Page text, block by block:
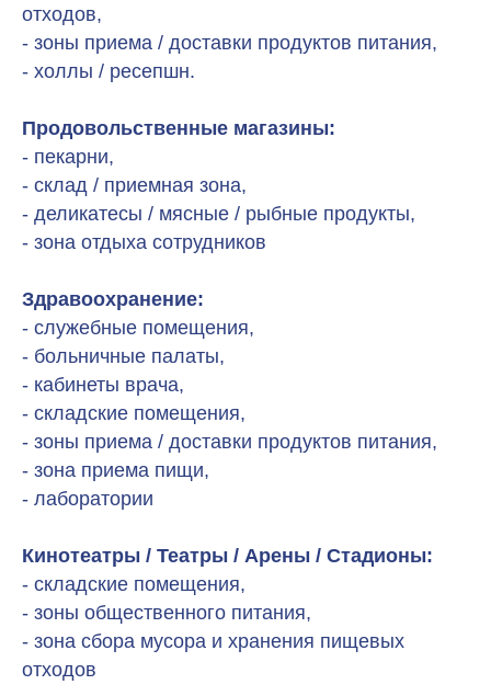
отходов,
- зоны приема / доставки продуктов питания,
- холлы / ресепшн.
Продовольственные магазины:
- пекарни,
- склад / приемная зона,
- деликатесы / мясные / рыбные продукты,
- зона отдыха сотрудников
Здравоохранение:
- служебные помещения,
- больничные палаты,
- кабинеты врача,
- складские помещения,
- зоны приема / доставки продуктов питания,
- зона приема пищи,
- лаборатории
Кинотеатры / Театры / Арены / Стадионы:
- складские помещения,
- зоны общественного питания,
- зона сбора мусора и хранения пищевых
отходов